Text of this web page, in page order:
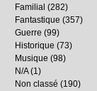
Familial (282)
Fantastique (357)
Guerre (99)
Historique (73)
Musique (98)
N/A(1)
Non classé (190)